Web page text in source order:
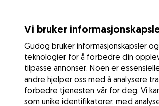
Vi bruker
Gudog bruker informasjonskapsler
teknologier for å forbedre din
tilpasse annonser. Noen er
andre hjelper oss med å analysere
forbedre tjenesten vår for deg. Vi
som unike identifikatorer, med